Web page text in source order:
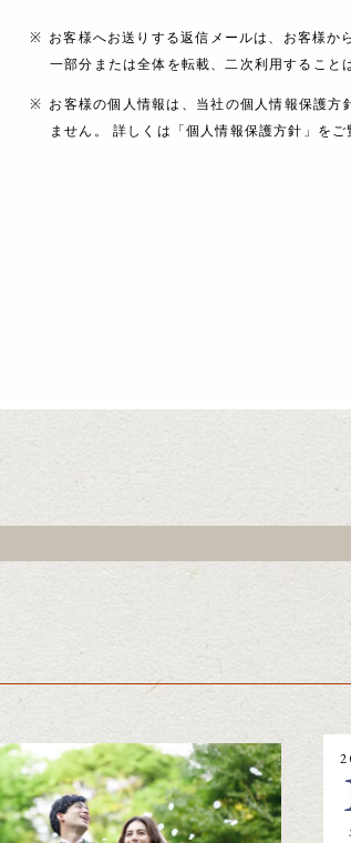
お客様へお送りする返信メールは、お客様
一部分または全体を転載、二次利用すること
お客様の個人情報は、当社の個人情報保護
ません。 詳しくは「個人情報保護方針」をご